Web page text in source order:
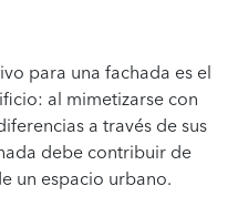
para una fachada es el
al mimetizarse con
a través de sus
debe contribuir de
un espacio urbano.